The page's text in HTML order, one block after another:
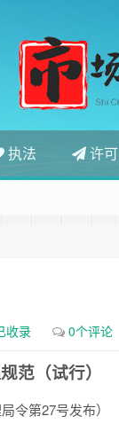
执法 许可
收录 0个评论
范（试行）
令第27号发布）